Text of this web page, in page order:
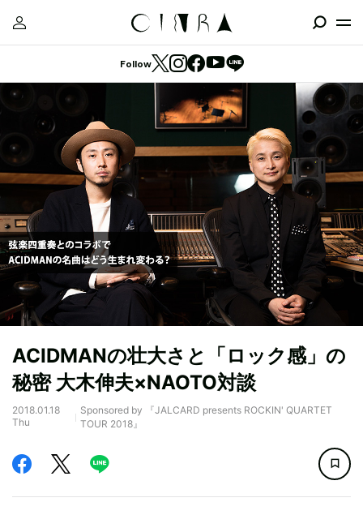
Follow
ACIDMANの壮大さと「ロック感」の
秘密 大木伸夫×NAOTO対談
2018.01.18
Thu
Sponsored by 『JALCARD presents ROCKIN' QUARTET
TOUR 2018』